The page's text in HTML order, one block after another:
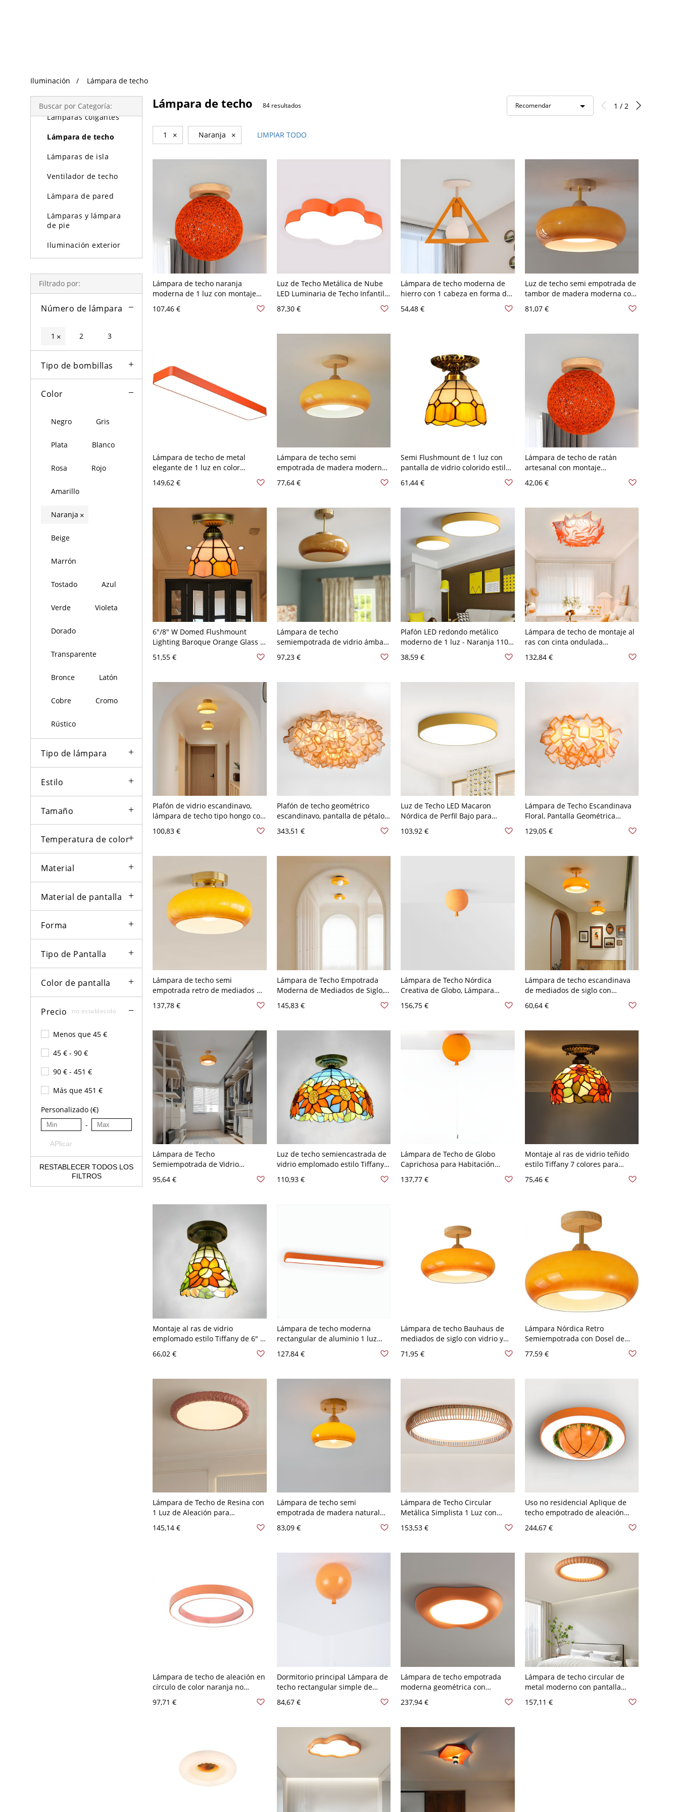
Iluminación Lámpara de techo
Buscar por Categoría:
Iluminación
Lámparas de araña
Lámparas colgantes
Lámpara de techo
Lámparas de isla
Ventilador de techo
Lámpara de pared
Lámparas y lámpara
de pie
Iluminación exterior
Filtrado por:
Número de lámpara
1 × 2 3
Tipo de bombillas
Color
Negro Gris
Plata Blanco
Rosa Rojo
Amarillo
Naranja ×
Beige
Marrón
Tostado Azul
Verde Violeta
Dorado
Transparente
Bronce Latón
Cobre Cromo
Rústico
Tipo de lámpara
Estilo
Tamaño
Temperatura de color
Material
Material de pantalla
Forma
Tipo de Pantalla
Color de pantalla
Precio no establecido
Menos que 45 €
45 € - 90 €
90 € - 451 €
Más que 451 €
Personalizado (€)
-
APlicar
RESTABLECER TODOS LOS
FILTROS
Lámpara de techo 84 resultados Recomendar 1 / 2
1 × Naranja × LIMPIAR TODO
Lámpara de techo naranja
moderna de 1 luz con montaje
ratán y dosel de madera, 6" de
107,46 €
Luz de Techo Metálica de Nube
LED Luminaria de Techo Infantil
110 A 120 V 49,53 cm
87,30 €
Lámpara de techo moderna de
hierro con 1 cabeza en forma de
color naranja para dormitorio
54,48 €
Luz de techo semi empotrada de
tambor de madera moderna con
pantalla de vidrio blanco, de 10 a
14 pulgadas - Naranja 110 A 120
81,07 €
Lámpara de techo de metal
elegante de 1 luz en color
ligero puro, no residencial, 110V-
149,62 €
Lámpara de techo semi
empotrada de madera moderna
Naranja 110 A 120 V
77,64 €
Semi Flushmount de 1 luz con
pantalla de vidrio colorido estilo
Tiffany, interior - Naranja 110 A
120 V
61,44 €
Lámpara de techo de ratán
artesanal con montaje
empotrado de esfera naranja y 1
cabeza, ancho de 6"
42,06 €
6"/8" W Domed Flushmount
Lighting Baroque Orange Glass 1
Light Brass Grid Patterned Flush
Mount Lamp for Corridor - 110 A
51,55 €
Lámpara de techo
semiempotrada de vidrio ámbar
estilo mid-century, plafón retro
de latón para un ambiente cálido
97,23 €
Plafón LED redondo metálico
moderno de 1 luz - Naranja 110
38,59 €
Lámpara de techo de montaje al
ras con cinta ondulada
artística LED creativa para
132,84 €
Plafón de vidrio escandinavo,
lámpara de techo tipo hongo con
base de madera para dormitorio
o pasillo - Naranja 110 A 120 V
100,83 €
Plafón de techo geométrico
escandinavo, pantalla de pétalos
ambiental - Naranja 110 A 120 V
343,51 €
Luz de Techo LED Macaron
Nórdica de Perfil Bajo para
Guardería y Dormitorio - Naranja
110 A 120 V 30,48 cm Blanco
103,92 €
Lámpara de Techo Escandinava
Floral, Pantalla Geométrica
Naranja 110 A 120 V 53,34 cm
129,05 €
Lámpara de techo semi
empotrada retro de mediados de
siglo, estilo hongo con acabado
de latón - Naranja 110 A 120 V
137,78 €
Lámpara de Techo Empotrada
Moderna de Mediados de Siglo,
Opalino para Pasillo - Naranja
145,83 €
Lámpara de Techo Nórdica
Creativa de Globo, Lámpara
Cuerda - Naranja 110 A 120 V
156,75 €
Lámpara de techo escandinava
de mediados de siglo con
madera - Naranja 110 A 120 V
60,64 €
Lámpara de Techo
Semiempotrada de Vidrio
Escandinavo con Base de Madera
para Pasillo y Dormitorio -
95,64 €
Luz de techo semiencastrada de
vidrio emplomado estilo Tiffany
Naranja-azul
110,93 €
Lámpara de Techo de Globo
Caprichosa para Habitación
Infantil y Guardería Iluminación
de Vidrio Juguetona - 110 A 120 V
137,77 €
Montaje al ras de vidrio teñido
estilo Tiffany 7 colores para
pasillos y entradas - Naranja 110
A 120 V
75,46 €
Montaje al ras de vidrio
emplomado estilo Tiffany de 6" y
Naranja 110 A 120 V 15,24 cm
66,02 €
Lámpara de techo moderna
rectangular de aluminio 1 luz
para jardín de infancia - Naranja
110 A 120 V
127,84 €
Lámpara de techo Bauhaus de
mediados de siglo con vidrio y
Naranja 110 A 120 V
71,95 €
Lámpara Nórdica Retro
Semiempotrada con Dosel de
Madera Natural - Naranja 110 A
120 V
77,59 €
Lámpara de Techo de Resina con
1 Luz de Aleación para
Dormitorio, Montaje Superficial
LED Estilo Contemporáneo,
145,14 €
Lámpara de techo semi
empotrada de madera natural
color mandarina, 110V-120V, 8"
83,09 €
Lámpara de Techo Circular
Metálica Simplista 1 Luz con
Pantalla de Polímero, Adaptada
para Uso Residencial LED, Rojo
Marcha (Luz
153,53 €
Uso no residencial Aplique de
techo empotrado de aleación
ligera LED puro para niños con
pantalla de acrílico, 110V-120V,
244,67 €
Lámpara de techo de aleación en
círculo de color naranja no
directo, luz fría, 110V-120V
97,71 €
Dormitorio principal Lámpara de
techo rectangular simple de
LED/Incandescente/Fluorescente,
polimerizado, naranja, 110V-120V
84,67 €
Lámpara de techo empotrada
moderna geométrica con
acrílico de 22 pulgadas - Naranja
237,94 €
Lámpara de techo circular de
metal moderno con pantalla
120 V 49,53 cm
157,11 €